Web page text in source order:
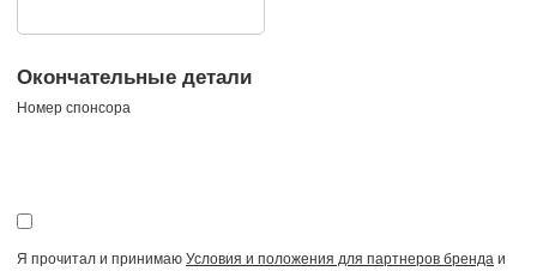
Окончательные детали
Номер спонсора
Я прочитал и принимаю Условия и положения для партнеров бренда и